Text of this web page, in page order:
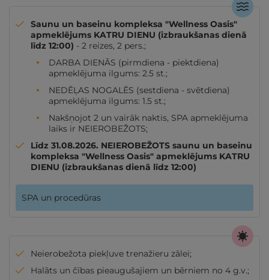
Saunu un baseinu kompleksa "Wellness Oasis"
apmeklējums KATRU DIENU (izbraukšanas dienā
līdz 12:00) - 2 reizes, 2 pers.;
DARBA DIENĀS (pirmdiena - piektdiena)
apmeklējuma ilgums: 2.5 st.;
NEDĒĻAS NOGALĒS (sestdiena - svētdiena)
apmeklējuma ilgums: 1.5 st.;
Nakšņojot 2 un vairāk naktis, SPA apmeklējuma
laiks ir NEIEROBEŽOTS;
Līdz 31.08.2026. NEIEROBEŽOTS saunu un baseinu
kompleksa "Wellness Oasis" apmeklējums KATRU
DIENU (izbraukšanas dienā līdz 12:00)
SPA un procedūras
Neierobežota piekļuve trenažieru zālei;
Halāts un čības pieaugušajiem un bērniem no 4 g.v.;